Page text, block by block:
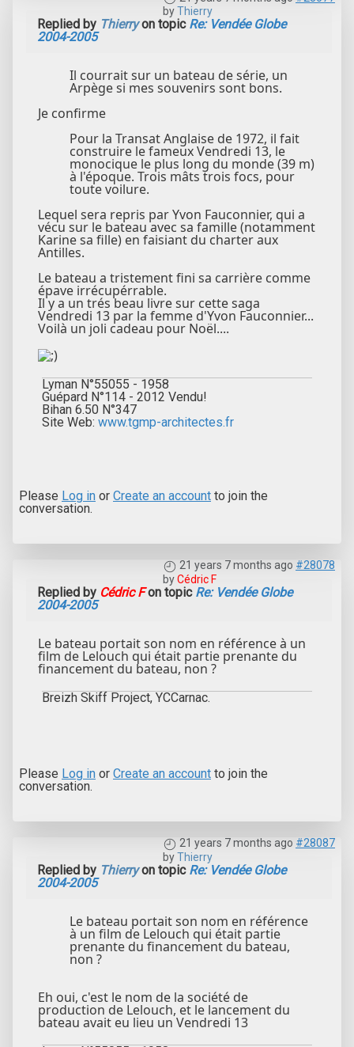
byThierry
Replied by Thierryon topic Re: Vendée Globe
2004-2005
Il courrait sur un bateau de série, un
Arpège si mes souvenirs sont bons.
Je confirme
Pour la Transat Anglaise de 1972, il fait
construire le fameux Vendredi 13, le
monocique le plus long du monde (39 m)
à l'époque. Trois mâts trois focs, pour
toute voilure.
Lequel sera repris par Yvon Fauconnier, qui a
vécu sur le bateau avec sa famille (notamment
Karine sa fille) en faisiant du charter aux
Antilles.
Le bateau a tristement fini sa carrière comme
épave irrécupérrable.
Il y a un trés beau livre sur cette saga
Vendredi 13 par la femme d'Yvon Fauconnier...
Voilà un joli cadeau pour Noël....
Lyman N°55055 - 1958
Guépard N°114 - 2012 Vendu!
Bihan 6.50 N°347
Site Web: www.tgmp-architectes.fr
Please Log in or Create an account to join the
conversation.
21 years 7 months ago #28078
byCédric F
Replied by Cédric Fon topic Re: Vendée Globe
2004-2005
Le bateau portait son nom en référence à un
film de Lelouch qui était partie prenante du
financement du bateau, non ?
Breizh Skiff Project, YCCarnac.
Please Log in or Create an account to join the
conversation.
21 years 7 months ago #28087
byThierry
Replied by Thierryon topic Re: Vendée Globe
2004-2005
Le bateau portait son nom en référence
à un film de Lelouch qui était partie
prenante du financement du bateau,
non ?
Eh oui, c'est le nom de la société de
production de Lelouch, et le lancement du
bateau avait eu lieu un Vendredi 13